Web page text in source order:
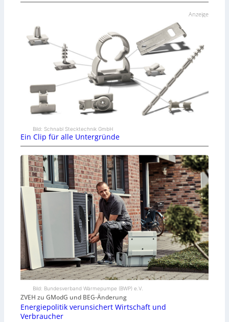
Anzeige
Bild: Schnabl Stecktechnik GmbH
Ein Clip für alle Untergründe
Bild: Bundesverband Wärmepumpe (BWP) e.V.
ZVEH zu GModG und BEG-Änderung
Energiepolitik verunsichert Wirtschaft und
Verbraucher